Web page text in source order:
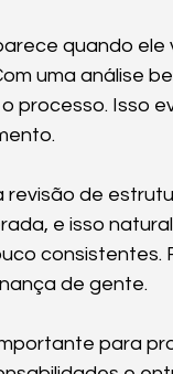
quando ele
uma análise
processo. Isso
de
e isso
de gente.
para